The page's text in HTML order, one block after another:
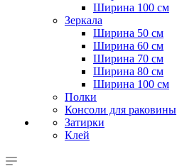
Ширина 100 см
Зеркала
Ширина 50 см
Ширина 60 см
Ширина 70 см
Ширина 80 см
Ширина 100 см
Полки
Консоли для раковины
Затирки
Клей